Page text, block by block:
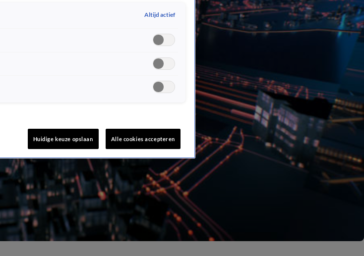
Altijd actief
Huidige keuze opslaan Alle cookies accepteren